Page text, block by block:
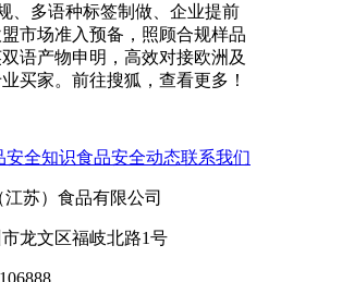
、多语种标签制做、企业提前
市场准入预备，照顾合规样品
语产物申明，高效对接欧洲及
买家。前往搜狐，查看更多！
安全知识食品安全动态联系我们
江苏）食品有限公司
龙文区福岐北路1号